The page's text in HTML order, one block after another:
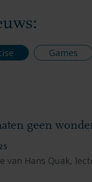
Games
geen
van Hans Quak,